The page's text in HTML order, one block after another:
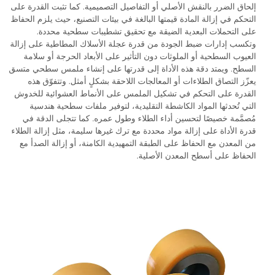
إلحاق الضرر بالنقش الأصلي أو التفاصيل التصميمية. كما تثبت القدرة على
التحكم في إزالة المادة قيمتها البالغة في بيئات التصنيع، حيث يلزم الحفاظ
على التحملات البعدية الضيقة مع تحقيق تشطيبات سطحية محددة.
وتكسب إدارات ضبط الجودة من قدرة عجلة الأسلاك المطاطية على إزالة
العيوب السطحية أو الملوثات دون التأثير على الأبعاد الحرجة أو سلامة
السطح. ويمتد دقة هذه الأداة إلى قدرتها على إنشاء ملمس سطحي متسق
يعزّز التصاق الطلاءات أو المعالجات اللاحقة بشكلٍ أمثل. وتتفوّق هذه
القدرة على التحكم في تشكيل الملمس على الأنماط العشوائية للخدوش
التي تُحدثها المواد الكاشطة التقليدية، لتوفير ملفات سطحية هندسية
مُصمَّمة خصيصًا لتحسين أداء الطلاء وطول عمره. كما تتجلى الدقة في
قدرة الأداة على إزالة مواد محددة مع ترك غيرها سليمة، مثل إزالة الطلاء
من المعدن مع الحفاظ على الطبقة التمهيدية الكامنة، أو إزالة الصدأ مع
الحفاظ على أسطح المعدن الأصلية.